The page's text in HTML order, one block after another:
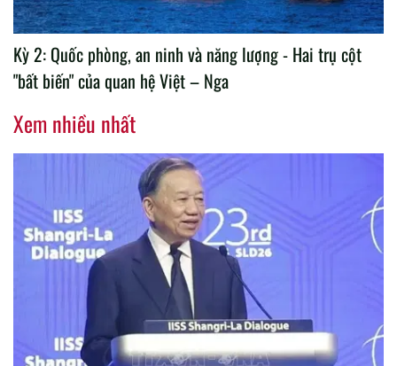
Kỳ 2: Quốc phòng, an ninh và năng lượng - Hai trụ cột
"bất biến" của quan hệ Việt – Nga
Xem nhiều nhất